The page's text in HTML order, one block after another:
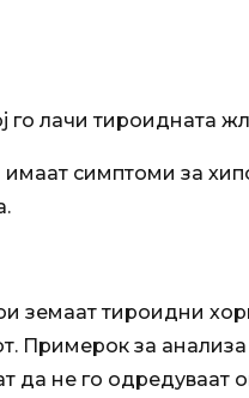
го лачи тироидната
имаат симптоми за
земаат тироидни
Примерок за
да не го одредуваат